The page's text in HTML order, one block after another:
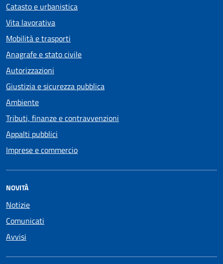
Catasto e urbanistica
Vita lavorativa
Mobilità e trasporti
Anagrafe e stato civile
Autorizzazioni
Giustizia e sicurezza pubblica
Ambiente
Tributi, finanze e contravvenzioni
Appalti pubblici
Imprese e commercio
NOVITÀ
Notizie
Comunicati
Avvisi